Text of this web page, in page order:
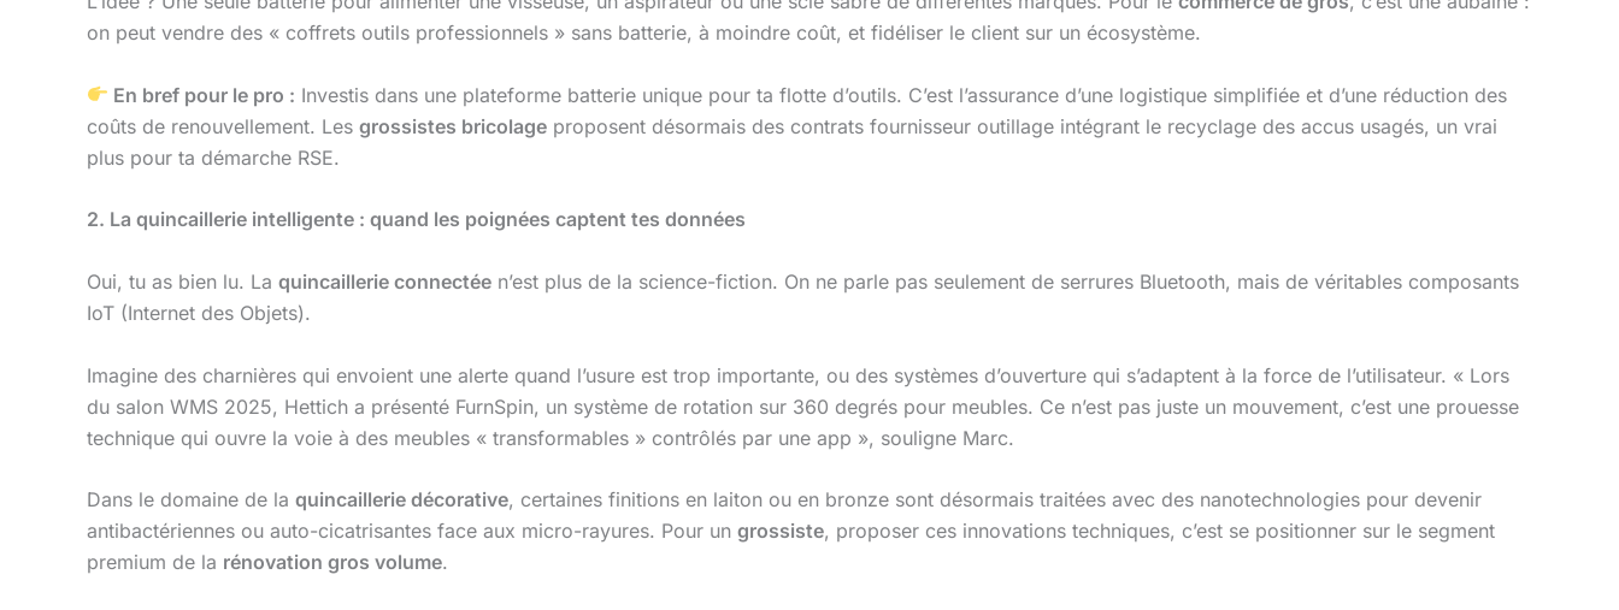
on peut vendre des « coffrets outils professionnels » sans batterie, à moindre coût, et fidéliser le client sur un écosystème.
En bref pour le pro : Investis dans une plateforme batterie unique pour ta flotte d’outils. C’est l’assurance d’une logistique simplifiée et d’une réduction des
coûts de renouvellement. Les grossistes bricolage proposent désormais des contrats fournisseur outillage intégrant le recyclage des accus usagés, un vrai
plus pour ta démarche RSE.
2. La quincaillerie intelligente : quand les poignées captent tes données
Oui, tu as bien lu. La quincaillerie connectée n’est plus de la science-fiction. On ne parle pas seulement de serrures Bluetooth, mais de véritables composants
IoT (Internet des Objets).
Imagine des charnières qui envoient une alerte quand l’usure est trop importante, ou des systèmes d’ouverture qui s’adaptent à la force de l’utilisateur. « Lors
du salon WMS 2025, Hettich a présenté FurnSpin, un système de rotation sur 360 degrés pour meubles. Ce n’est pas juste un mouvement, c’est une prouesse
technique qui ouvre la voie à des meubles « transformables » contrôlés par une app », souligne Marc.
Dans le domaine de la quincaillerie décorative, certaines finitions en laiton ou en bronze sont désormais traitées avec des nanotechnologies pour devenir
antibactériennes ou auto-cicatrisantes face aux micro-rayures. Pour un grossiste, proposer ces innovations techniques, c’est se positionner sur le segment
premium de la rénovation gros volume.